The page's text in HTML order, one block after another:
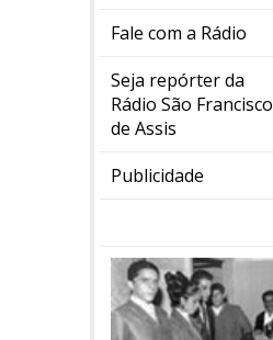
Fale com a Rádio
Seja repórter da
Rádio São Francisco
de Assis
Publicidade